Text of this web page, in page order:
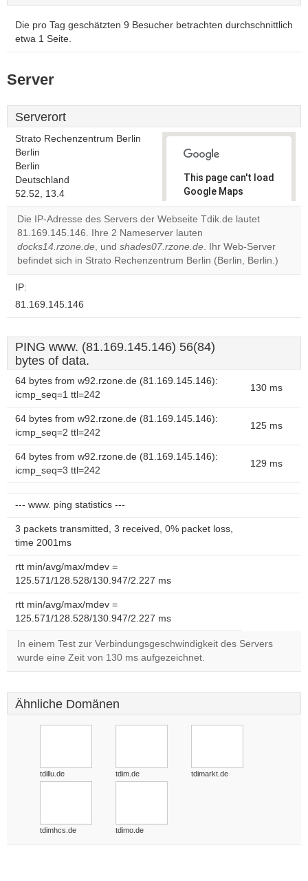
Die pro Tag geschätzten 9 Besucher betrachten durchschnittlich
etwa 1 Seite.
Server
Serverort
Strato Rechenzentrum Berlin
Berlin
Berlin
Deutschland
52.52, 13.4
This page can't load
Google Maps
correctly.
Do you
own this
website?
OK
Die IP-Adresse des Servers der Webseite Tdik.de lautet
81.169.145.146. Ihre 2 Nameserver lauten
docks14.rzone.de, und shades07.rzone.de. Ihr Web-Server
befindet sich in Strato Rechenzentrum Berlin (Berlin, Berlin.)
IP:
81.169.145.146
PING www. (81.169.145.146) 56(84)
bytes of data.
64 bytes from w92.rzone.de (81.169.145.146):
icmp_seq=1 ttl=242
130 ms
64 bytes from w92.rzone.de (81.169.145.146):
icmp_seq=2 ttl=242
125 ms
64 bytes from w92.rzone.de (81.169.145.146):
icmp_seq=3 ttl=242
129 ms
--- www. ping statistics ---
3 packets transmitted, 3 received, 0% packet loss,
time 2001ms
rtt min/avg/max/mdev =
125.571/128.528/130.947/2.227 ms
rtt min/avg/max/mdev =
125.571/128.528/130.947/2.227 ms
In einem Test zur Verbindungsgeschwindigkeit des Servers
wurde eine Zeit von 130 ms aufgezeichnet.
Ähnliche Domänen
tdillu.de tdim.de tdimarkt.de
tdimhcs.de tdimo.de